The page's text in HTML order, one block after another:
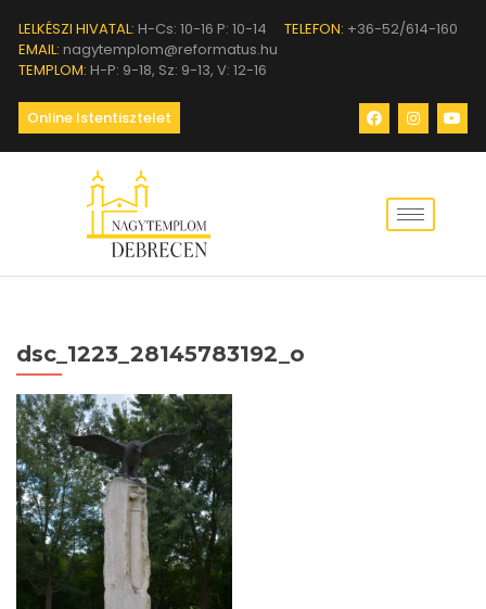
LELKÉSZI HIVATAL: H-Cs: 10-16 P: 10-14 TELEFON: +36-52/614-160
EMAIL: nagytemplom@reformatus.hu
TEMPLOM: H-P: 9-18, Sz: 9-13, V: 12-16
Online Istentisztelet
dsc_1223_28145783192_o